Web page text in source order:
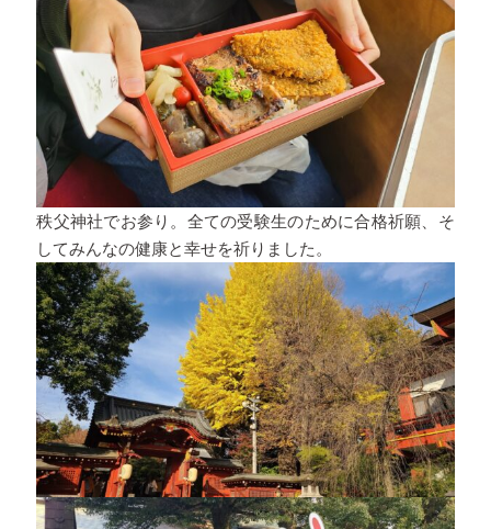
秩父神社でお参り。全ての受験生のために合格祈願、そ
してみんなの健康と幸せを祈りました。